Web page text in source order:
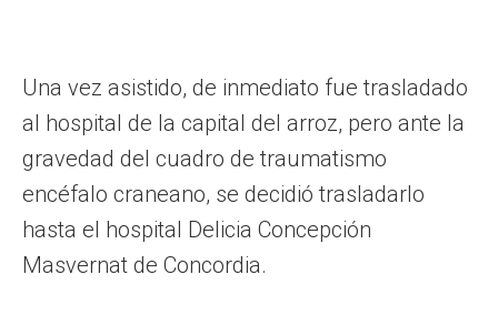
Una vez asistido, de inmediato fue trasladado
al hospital de la capital del arroz, pero ante la
gravedad del cuadro de traumatismo
encéfalo craneano, se decidió trasladarlo
hasta el hospital Delicia Concepción
Masvernat de Concordia.